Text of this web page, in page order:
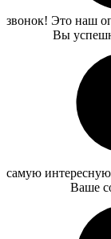
звонок! Это наш
Вы
самую
Ваше